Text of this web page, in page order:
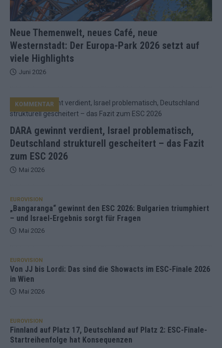
Neue Themenwelt, neues Café, neue
Westernstadt: Der Europa-Park 2026 setzt auf
viele Highlights
Juni 2026
DARA gewinnt verdient, Israel problematisch,
Deutschland strukturell gescheitert – das Fazit
zum ESC 2026
KOMMENTAR
Mai 2026
EUROVISION
„Bangaranga“ gewinnt den ESC 2026: Bulgarien triumphiert
– und Israel-Ergebnis sorgt für Fragen
Mai 2026
EUROVISION
Von JJ bis Lordi: Das sind die Showacts im ESC-Finale 2026
in Wien
Mai 2026
EUROVISION
Finnland auf Platz 17, Deutschland auf Platz 2: ESC-Finale-
Startreihenfolge hat Konsequenzen